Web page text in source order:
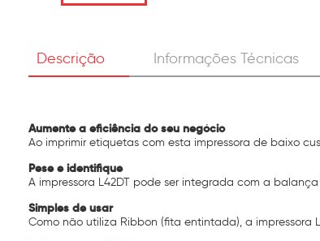
Descrição Informações Técnicas
Aumente a eficiência do seu negócio
Ao imprimir etiquetas com esta impressora de baixo
Pese e identifique
A impressora L42DT pode ser integrada com a
Simples de usar
Como não utiliza Ribbon (fita entintada), a impressora